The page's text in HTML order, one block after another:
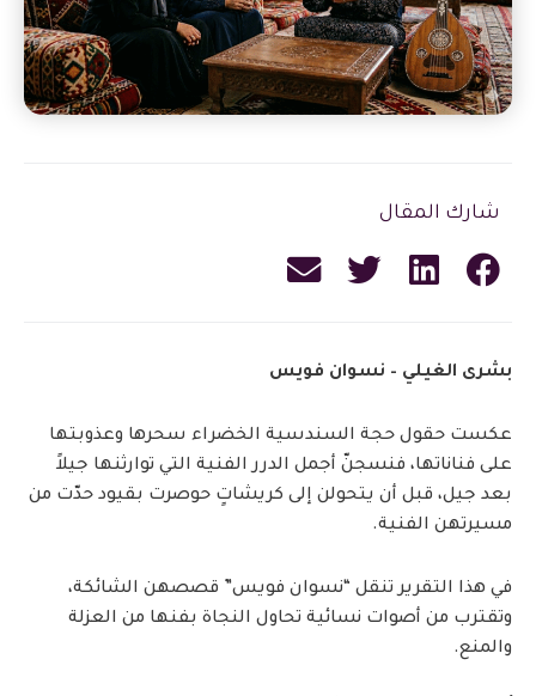
شارك المقال
بشرى الغيلي – نسوان فويس
عكست حقول حجة السندسية الخضراء سحرها وعذوبتها
على فناناتها، فنسجنّ أجمل الدرر الفنية التي توارثنها جيلاً
بعد جيل، قبل أن يتحولن إلى كريشاتٍ حوصرت بقيود حدّت من
مسيرتهن الفنية.
في هذا التقرير تنقل “نسوان فويس” قصصهن الشائكة،
وتقترب من أصوات نسائية تحاول النجاة بفنها من العزلة
والمنع.